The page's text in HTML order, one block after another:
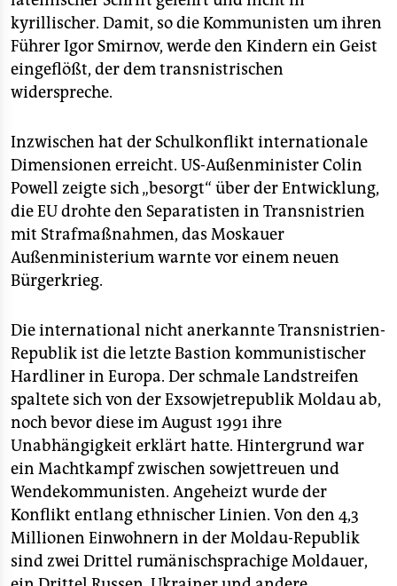
kyrillischer. Damit, so die Kommunisten um ihren
Führer Igor Smirnov, werde den Kindern ein Geist
eingeflößt, der dem transnistrischen
widerspreche.
Inzwischen hat der Schulkonflikt internationale
Dimensionen erreicht. US-Außenminister Colin
Powell zeigte sich „besorgt“ über der Entwicklung,
die EU drohte den Separatisten in Transnistrien
mit Strafmaßnahmen, das Moskauer
Außenministerium warnte vor einem neuen
Bürgerkrieg.
Die international nicht anerkannte Transnistrien-
Republik ist die letzte Bastion kommunistischer
Hardliner in Europa. Der schmale Landstreifen
spaltete sich von der Exsowjetrepublik Moldau ab,
noch bevor diese im August 1991 ihre
Unabhängigkeit erklärt hatte. Hintergrund war
ein Machtkampf zwischen sowjettreuen und
Wendekommunisten. Angeheizt wurde der
Konflikt entlang ethnischer Linien. Von den 4,3
Millionen Einwohnern in der Moldau-Republik
sind zwei Drittel rumänischsprachige Moldauer,